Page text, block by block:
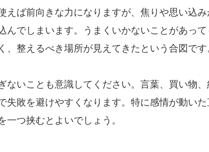
えば前向きな力になりますが、焦りや思い込み
んでしまいます。うまくいかないことがあっ
、整えるべき場所が見えてきたという合図です
ないことも意識してください。言葉、買い物、
失敗を避けやすくなります。特に感情が動いた
一つ挟むとよいでしょう。